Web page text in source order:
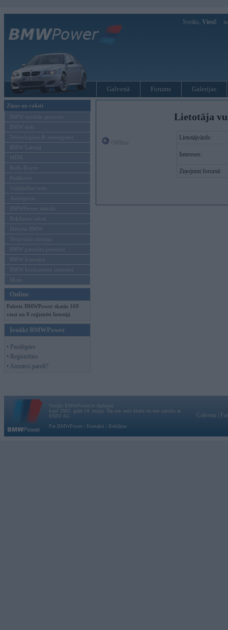
Sveiks, Viesi!
Galvenā Forums Galerijas
Ziņas un raksti
BMW modeļu jaunumi
BMW testi
Tehnoloģijas & sasniegumi
BMW Latvijā
MINI
Rolls-Royce
Pasākumi
Vadāmības tests
Autosports
BMWPower aktuāli
Reklāmas raksti
Mēneša BMW
Sērijveida tūnings
BMW pasaules jaunumi
BMW koncepti
BMW konkurentu jaunumi
Moto
Online
Pašreiz BMWPower skatās 169
viesi un 8 reģistrēti lietotāji.
Ienākt BMWPower
• Pieslēgties
• Reģistrēties
• Aizmirsi paroli?
Lietotāja
Lietotājvārds:
Intereses:
Ziņojumi forumā:
Vortāls BMWPower.lv darbojas
kopš 2002. gada 14. maija. Tas nav auto klubs un nav saistīts ar
BMW AG.
Par BMWPower
Kontakti Reklāma
Galvena